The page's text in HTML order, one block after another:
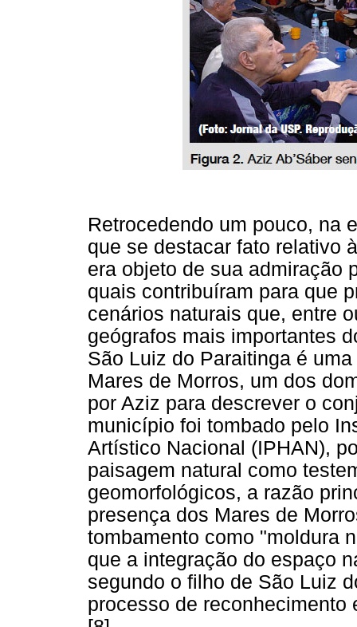
Retrocedendo um pouco, na
que se destacar fato relativo
era objeto de sua admiração
quais contribuíram para que
cenários naturais que, entre
geógrafos mais importantes
São Luiz do Paraitinga é
Mares de Morros, um dos
por Aziz para descrever o
município foi tombado pelo
Artístico Nacional (IPHAN),
paisagem natural como
geomorfológicos, a razão
presença dos Mares de
tombamento como "moldura
que a integração do espaço
segundo o filho de São Luiz
processo de